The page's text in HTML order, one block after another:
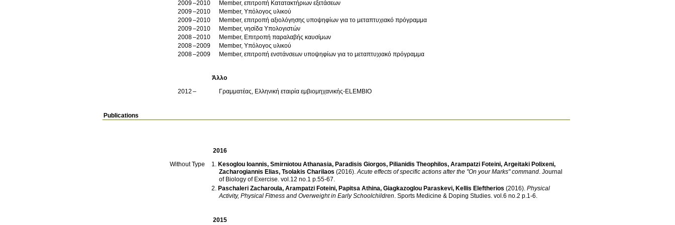
2009 2010
Member, επιτροπή Κατατακτήριων εξετάσεων
2009
2010
Member, Υπόλογος υλικού
2009
2010
Member, επιτροπή αξιολόγησης υποψηφίων για το μεταπτυχιακό πρόγραμμα
2009
2010
Member, νησίδα Υπολογιστών
2008
2010
Member, Επιτροπή παραλαβής καυσίμων
2008
2009
Member, Υπόλογος υλικού
2008
2009 Member, επιτροπή ενστάνσεων υποψηφίων για το μεταπτυχιακό πρόγραμμα
Άλλο
2012
Γραμματέας, Ελληνική εταιρία εμβιομηχανικής-ELEMBIO
Publications
2016
Without Type
Kesoglou Ioannis, Smirniotou Athanasia, Paradisis Giorgos, Pilianidis Theophilos, Arampatzi Foteini, Argeitaki Polixeni,
Zacharogiannis Elias, Tsolakis Charilaos (2016).Acute effects of specific actions after the "On your Marks" command. Journal
of Biology of Exercise. vol.12 no.1 p.55-67.
Paschaleri Zacharoula, Arampatzi Foteini, Papitsa Athina, Giagkazoglou Paraskevi, Kellis Eleftherios (2016). Physical
Activity, Physical Fitness and Overweight in Early Schoolchildren. Sports Medicine & Doping Studies. vol.6 no.2 p.1-6.
2015